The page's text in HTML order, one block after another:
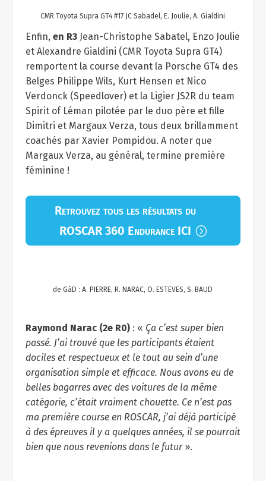
CMR Toyota Supra GT4 #17 JC Sabadel, E. Joulie, A. Gialdini
Enfin, en R3Jean-Christophe Sabatel, Enzo Joulie
et Alexandre Gialdini (CMR Toyota Supra GT4)
remportent la course devant la Porsche GT4 des
Belges Philippe Wils, Kurt Hensen et Nico
Verdonck (Speedlover) et la Ligier JS2R du team
Spirit of Léman pilotée par le duo père et fille
Dimitri et Margaux Verza, tous deux brillamment
coachés par Xavier Pompidou. A noter que
Margaux Verza, au général, termine première
féminine !
Retrouvez tous les résultats du
ROSCAR 360 Endurance ICI
de GàD : A. PIERRE, R. NARAC, O. ESTEVES, S. BAUD
Raymond Narac (2e R0): « Ça c’est super bien
passé. J’ai trouvé que les participants étaient
dociles et respectueux et le tout au sein d’une
organisation simple et efficace. Nous avons eu de
belles bagarres avec des voitures de la même
catégorie, c’était vraiment chouette. Ce n’est pas
ma première course en ROSCAR, j’ai déjà participé
à des épreuves il y a quelques années, il se pourrait
bien que nous revenions dans le futur».